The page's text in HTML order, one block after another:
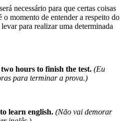
necessário para que certas coisas
momento de entender a respeito do
para realizar uma determinada
hours to finish the test. (Eu
para terminar a prova.)
learn english. (Não vai demorar